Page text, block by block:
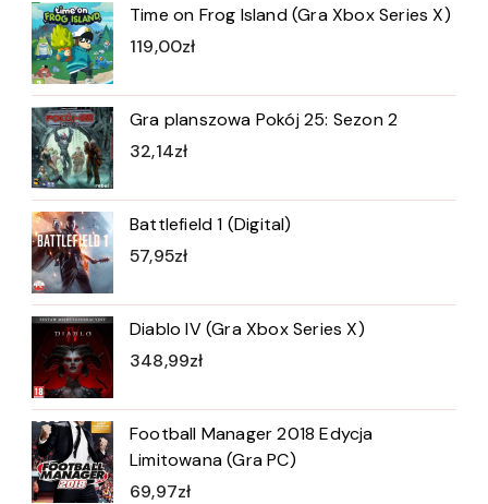
Time on Frog Island (Gra Xbox Series X)
119,00zł
Gra planszowa Pokój 25: Sezon 2
32,14zł
Battlefield 1 (Digital)
57,95zł
Diablo IV (Gra Xbox Series X)
348,99zł
Football Manager 2018 Edycja
Limitowana (Gra PC)
69,97zł